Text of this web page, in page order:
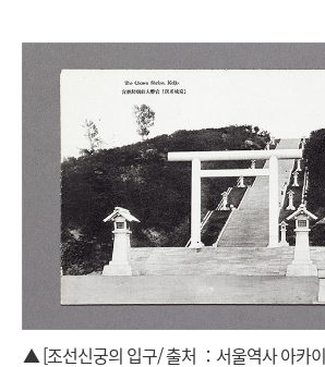
▲ [조선신궁의 입구/ 출처 ：서울역사 아카